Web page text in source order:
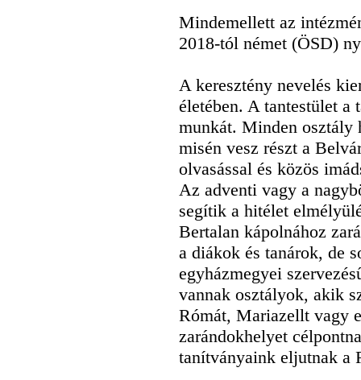
Mindemellett az
2018-tól német (ÖSD)
A keresztény nevelés
életében. A tantestület
munkát. Minden osztály
misén vesz részt a
olvasással és közös
Az adventi vagy a
segítik a hitélet
Bertalan kápolnához
a diákok és tanárok, de
egyházmegyei
vannak osztályok, akik
Rómát, Mariazellt vagy
zarándokhelyet
tanítványaink eljutnak a